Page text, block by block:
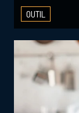
OUTIL